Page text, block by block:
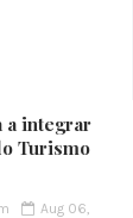
a integrar
Turismo
Aug 06,